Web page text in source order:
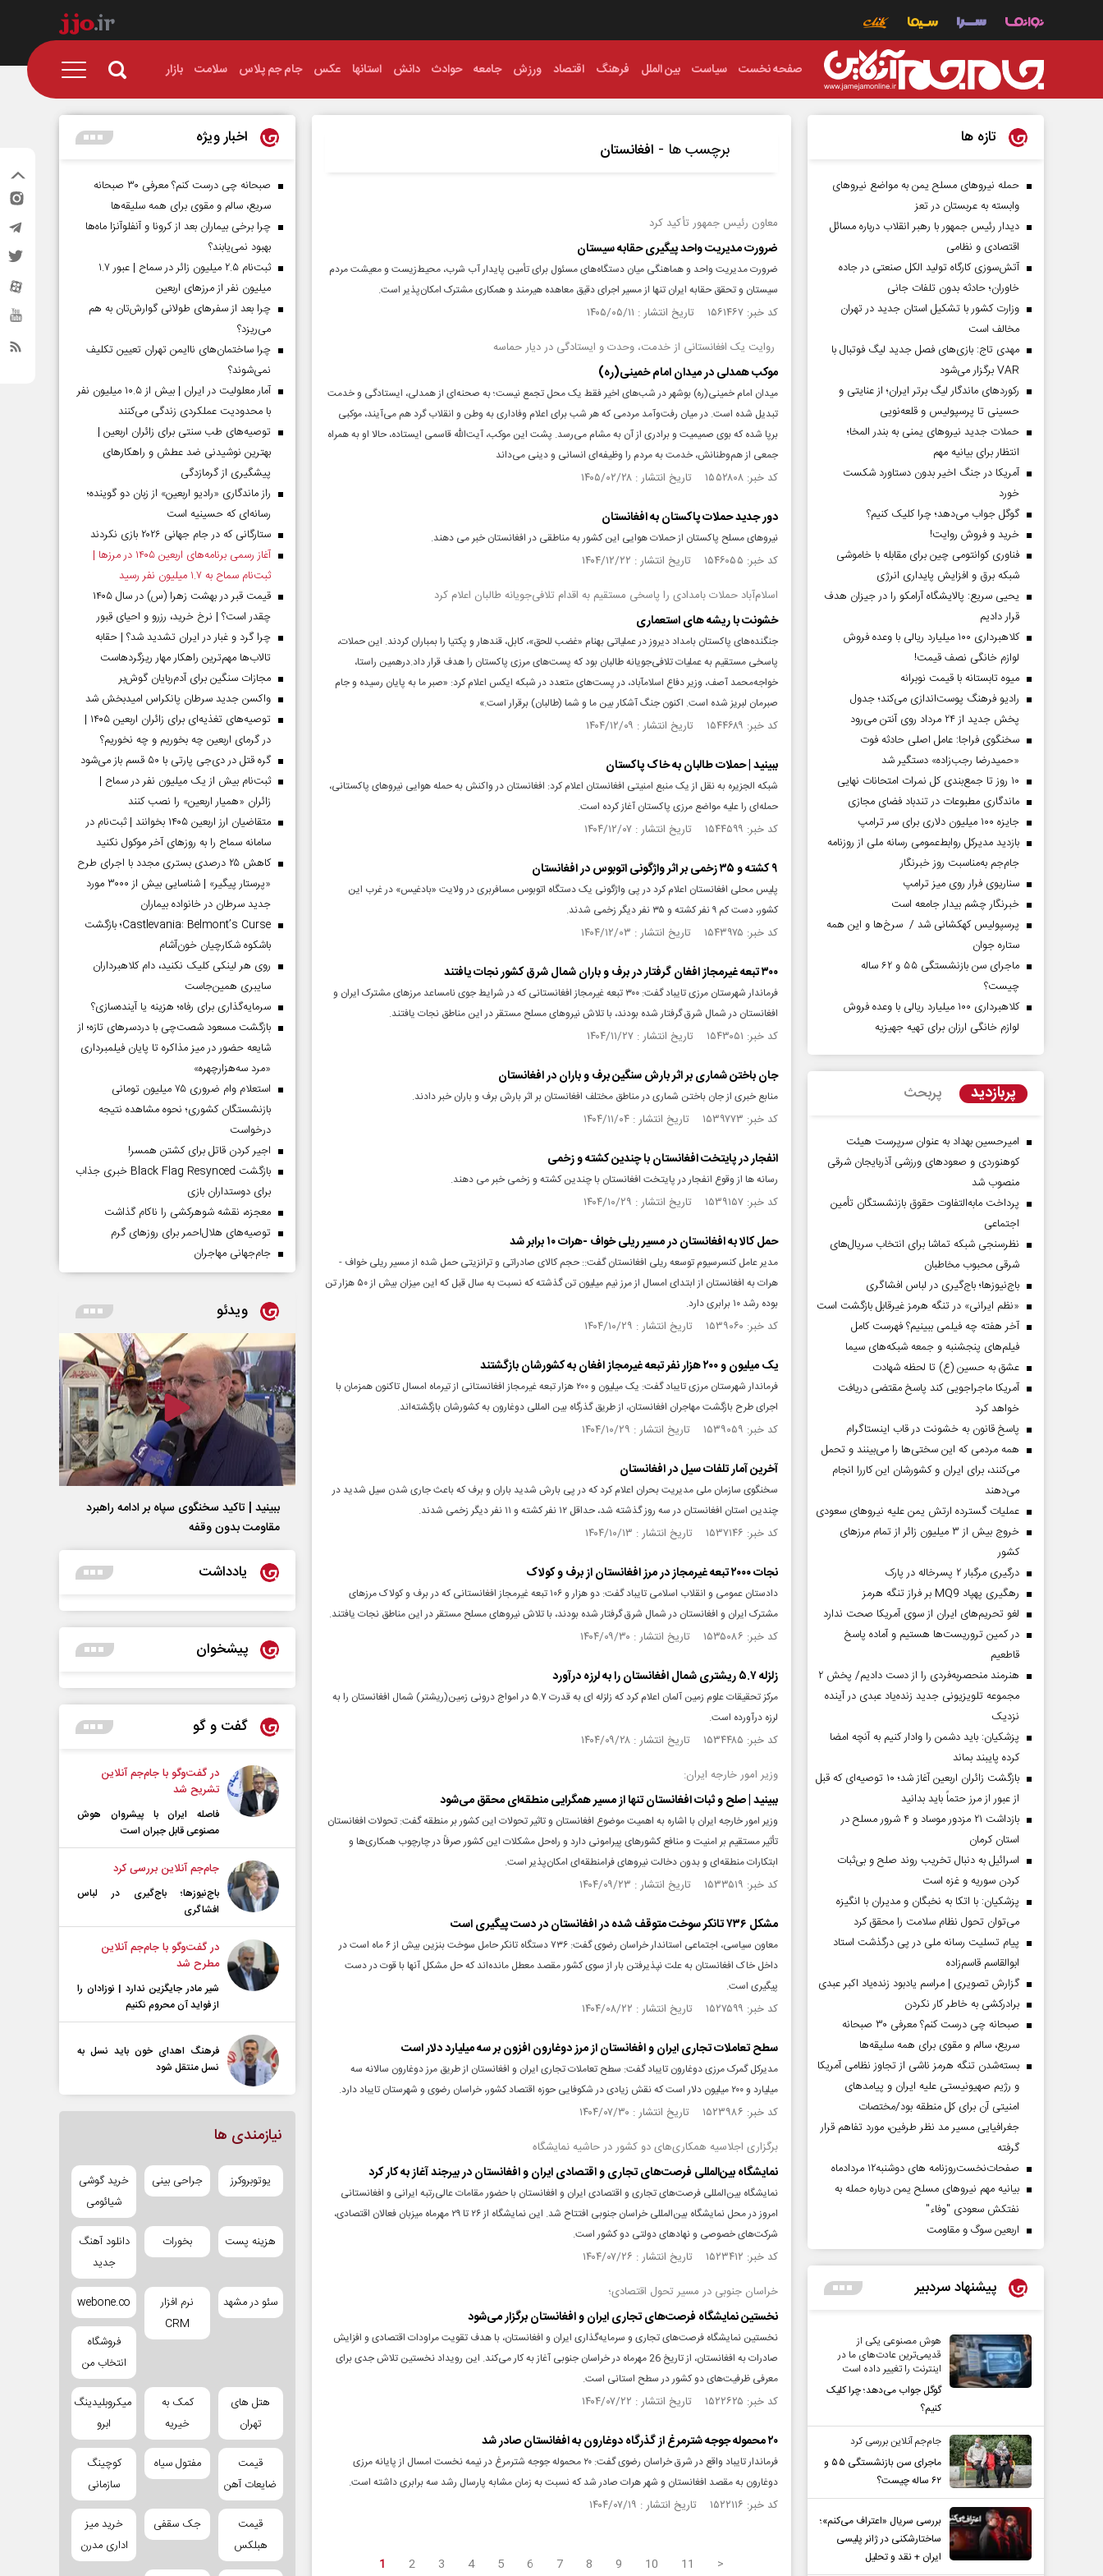
صفحه نخست سیاست بین الملل فرهنگ اقتصاد ورزش جامعه حوادث دانش استانها عکس جام جم پلاس سلامت بازار
برچسب ها - افغانستان
معاون رئیس جمهور تأکید کرد
ضرورت مدیریت واحد پیگیری حقابه سیستان
ضرورت مدیریت واحد و هماهنگی میان دستگاه‌های مسئول برای تأمین پایدار آب شرب، محیط‌زیست و معیشت مردم
سیستان و تحقق حقابه ایران تنها از مسیر اجرای دقیق معاهده هیرمند و همکاری مشترک امکان‌پذیر است.
کد خبر: ۱۵۶۱۴۶۷ تاریخ انتشار : ۱۴۰۵/۰۵/۱۱
روایت یک افغانستانی از خدمت، وحدت و ایستادگی در دیار حماسه
موکب همدلی در میدان امام خمینی(ره)
میدان امام خمینی(ره) بوشهر در شب‌های اخیر فقط یک محل تجمع نیست؛ به صحنه‌ای از همدلی، ایستادگی و خدمت
تبدیل شده است. در میان رفت‌وآمد مردمی که هر شب برای اعلام وفاداری به وطن و انقلاب گرد هم می‌آیند، موکبی
برپا شده که بوی صمیمیت و برادری از آن به مشام می‌رسد. پشت این موکب، آیت‌الله قاسمی ایستاده، حالا او به همراه
جمعی از هم‌وطنانش، خدمت به مردم را وظیفه‌ای انسانی و دینی می‌داند
کد خبر: ۱۵۵۲۸۰۸ تاریخ انتشار : ۱۴۰۵/۰۲/۲۸
دور جدید حملات پاکستان به افغانستان
نیروهای مسلح پاکستان از حملات هوایی این کشور به مناطقی در افغانستان خبر می دهند.
کد خبر: ۱۵۴۶۰۵۵ تاریخ انتشار : ۱۴۰۴/۱۲/۲۲
اسلام‌آباد حملات بامدادی را پاسخی مستقیم به اقدام تلافی‌جویانه طالبان اعلام کرد
خشونت با ریشه های استعماری
جنگنده‌های پاکستان بامداد دیروز در عملیاتی به‎نام «غضب للحق»، کابل، قندهار و پکتیا را بمباران کردند. این حملات،
پاسخی مستقیم به عملیات تلافی‌جویانه طالبان بود که پست‌های مرزی پاکستان را هدف قرار داد.درهمین راستا،
خواجه‌محمد آصف، وزیر دفاع اسلام‎آباد، در پست‌های متعدد در شبکه ایکس اعلام کرد: «صبر ما به پایان رسیده و جام
صبرمان لبریز شده است. اکنون جنگ آشکار بین ما و شما (طالبان) برقرار است.»
کد خبر: ۱۵۴۴۶۸۹ تاریخ انتشار : ۱۴۰۴/۱۲/۰۹
ببینید | حملات طالبان به خاک پاکستان
شبکه الجزیره به نقل از یک منبع امنیتی افغانستان اعلام کرد: افغانستان در واکنش به حمله هوایی نیروهای پاکستانی،
حمله‌ای را علیه مواضع مرزی پاکستان آغاز کرده‌ است.
کد خبر: ۱۵۴۴۵۹۹ تاریخ انتشار : ۱۴۰۴/۱۲/۰۷
۹ کشته و ۳۵ زخمی بر اثر واژگونی اتوبوس در افغانستان
پلیس محلی افغانستان اعلام کرد در پی واژگونی یک دستگاه اتوبوس مسافربری در ولایت «بادغیس» در غرب این
کشور، دست کم ۹ نفر کشته و ۳۵ نفر دیگر زخمی شدند.
کد خبر: ۱۵۴۳۹۷۵ تاریخ انتشار : ۱۴۰۴/۱۲/۰۳
۳۰۰ تبعه غیرمجاز افغان گرفتار در برف و باران شمال شرق کشور نجات یافتند
فرماندار شهرستان مرزی تایباد گفت: ۳۰۰ تبعه غیرمجاز افغانستانی که در شرایط جوی نامساعد مرز‌های مشترک ایران و
افغانستان در شمال شرق گرفتار شده بودند، با تلاش نیرو‌های مسلح مستقر در این مناطق نجات یافتند.
کد خبر: ۱۵۴۳۰۵۱ تاریخ انتشار : ۱۴۰۴/۱۱/۲۷
جان باختن شماری بر اثر بارش سنگین برف و باران در افغانستان
منابع خبری از جان باختن شماری در مناطق مختلف افغانستان بر اثر بارش برف و باران خبر دادند.
کد خبر: ۱۵۳۹۷۷۳ تاریخ انتشار : ۱۴۰۴/۱۱/۰۴
انفجار در پایتخت افغانستان با چندین کشته و زخمی
رسانه ها از وقوع انفجار در پایتخت افغانستان با چندین کشته و زخمی خبر می دهند.
کد خبر: ۱۵۳۹۱۵۷ تاریخ انتشار : ۱۴۰۴/۱۰/۲۹
حمل کالا به افغانستان در مسیر ریلی خواف -هرات ۱۰ برابر شد
مدیر عامل کنسرسیوم توسعه ریلی افغانستان گفت:: حجم کالای صادراتی و ترانزیتی حمل شده از مسیر ریلی خواف -
هرات به افغانستان از ابتدای امسال از مرز نیم میلیون تن گذشته که نسبت به سال قبل که این میزان بیش از ۵۰ هزار تن
بوده رشد ۱۰ برابری دارد.
کد خبر: ۱۵۳۹۰۶۰ تاریخ انتشار : ۱۴۰۴/۱۰/۲۹
یک میلیون و ۲۰۰ هزار نفر تبعه غیرمجاز افغان به کشورشان بازگشتند
فرماندار شهرستان مرزی تایباد گفت: یک میلیون و ۲۰۰ هزار تبعه غیرمجاز افغانستانی از تیرماه امسال تاکنون همزمان با
اجرای طرح بازگشت مهاجران افغانستان، از طریق گذرگاه بین المللی دوغارون به کشورشان بازگشته‌اند.
کد خبر: ۱۵۳۹۰۵۹ تاریخ انتشار : ۱۴۰۴/۱۰/۲۹
آخرین آمار تلفات سیل در افغانستان
سخنگوی سازمان ملی مدیریت بحران اعلام کرد که در پی بارش شدید باران و برف که باعث جاری شدن سیل شدید در
چندین استان افغانستان در سه روز گذشته شد، حداقل ۱۲ نفر کشته و ۱۱ نفر دیگر زخمی شدند.
کد خبر: ۱۵۳۷۱۴۶ تاریخ انتشار : ۱۴۰۴/۱۰/۱۳
نجات ۲۰۰۰ تبعه غیرمجاز در مرز افغانستان از برف و کولاک
دادستان عمومی و انقلاب اسلامی تایباد گفت: دو هزار و ۱۰۶ تبعه غیرمجاز افغانستانی که در برف و کولاک مرز‌های
مشترک ایران و افغانستان در شمال شرق گرفتار شده بودند، با تلاش نیرو‌های مسلح مستقر در این مناطق نجات یافتند.
کد خبر: ۱۵۳۵۰۸۶ تاریخ انتشار : ۱۴۰۴/۰۹/۳۰
زلزله ۵.۷ ریشتری شمال افغانستان را به لرزه درآورد
مرکز تحقیقات علوم زمین آلمان اعلام کرد که زلزله ای به قدرت ۵.۷ در امواج درونی زمین(ریشتر) شمال افغانستان را به
لرزه درآورده است.
کد خبر: ۱۵۳۴۴۸۵ تاریخ انتشار : ۱۴۰۴/۰۹/۲۸
وزیر امور خارجه ایران:
ببینید | صلح و ثبات افغانستان تنها از مسیر همگرایی منطقه‌ای محقق می‌شود
وزیر امور خارجه ایران با اشاره به اهمیت موضوع افغانستان و تاثیر تحولات این کشور بر منطقه گفت: تحولات افغانستان
تأثیر مستقیم بر امنیت و منافع کشور‌های پیرامونی دارد و راه‌حل مشکلات این کشور صرفاً در چارچوب همکاری‌ها و
ابتکارات منطقه‌ای و بدون دخالت نیرو‌های فرامنطقه‌ای امکان‌پذیر است.
کد خبر: ۱۵۳۳۵۱۹ تاریخ انتشار : ۱۴۰۴/۰۹/۲۳
مشکل ۷۳۶ تانکر سوخت متوقف شده در افغانستان در دست پیگیری است
معاون سیاسی، اجتماعی استاندار خراسان رضوی گفت: ۷۳۶ دستگاه تانکر حامل سوخت بنزین بیش از ۶ ماه است در
داخل خاک افغانستان به علت نپذیرفتن بار از سوی کشور مقصد معطل مانده‌اند که حل مشکل آنها با قوت در دست
پیگیری است.
کد خبر: ۱۵۲۷۵۹۹ تاریخ انتشار : ۱۴۰۴/۰۸/۲۲
سطح تعاملات تجاری ایران و افغانستان از مرز دوغارون افزون بر سه میلیارد دلار است
مدیرکل گمرک مرزی دوغارون تایباد گفت: سطح تعاملات تجاری ایران و افغانستان از طریق مرز دوغارون سالانه سه
میلیارد و ۲۰۰ میلیون دلار است که نقش زیادی در شکوفایی حوزه اقتصاد کشور، خراسان رضوی و شهرستان تایباد دارد.
کد خبر: ۱۵۲۳۹۸۶ تاریخ انتشار : ۱۴۰۴/۰۷/۳۰
برگزاری اجلاسیه همکاری‌های دو کشور در حاشیه نمایشگاه
نمایشگاه بین‌المللی فرصت‌های تجاری و اقتصادی ایران و افغانستان در بیرجند آغاز به کار کرد
نمایشگاه بین‌المللی فرصت‌های تجاری و اقتصادی ایران و افغانستان با حضور مقامات عالی‌رتبه ایرانی و افغانستانی
امروز در محل نمایشگاه بین‌المللی خراسان جنوبی افتتاح شد. این نمایشگاه از ۲۶ تا ۲۹ مهرماه میزبان فعالان اقتصادی،
شرکت‌های خصوصی و نهادهای دولتی دو کشور است.
کد خبر: ۱۵۲۳۴۱۲ تاریخ انتشار : ۱۴۰۴/۰۷/۲۶
خراسان جنوبی در مسیر تحول اقتصادی؛
نخستین نمایشگاه فرصت‌های تجاری ایران و افغانستان برگزار می‌شود
نخستین نمایشگاه فرصت‌های تجاری و سرمایه‌گذاری ایران و افغانستان، با هدف تقویت مراودات اقتصادی و افزایش
صادرات به افغانستان، از تاریخ 26 مهرماه در خراسان جنوبی آغاز به کار می‌کند. این رویداد نخستین تلاش جدی برای
معرفی ظرفیت‌های دو کشور در سطح استانی است.
کد خبر: ۱۵۲۲۶۲۵ تاریخ انتشار : ۱۴۰۴/۰۷/۲۲
۲۰ محموله جوجه شترمرغ از گذرگاه دوغارون به افغانستان صادر شد
فرماندار تایباد واقع در شرق خراسان رضوی گفت: ۲۰ محموله جوجه شترمرغ در نیمه نخست امسال از پایانه مرزی
دوغارون به مقصد افغانستان و شهر هرات صادر شد که نسبت به زمان مشابه پارسال رشد سه برابری داشته است.
کد خبر: ۱۵۲۲۱۱۶ تاریخ انتشار : ۱۴۰۴/۰۷/۱۹
1 2 3 4 5 6 7 8 9 10 11 >
تازه ها
حمله نیروهای مسلح یمن به مواضع نیروهای
وابسته به عربستان در تعز
دیدار رئیس‌ جمهور با رهبر انقلاب درباره مسائل
اقتصادی و نظامی
آتش‌سوزی کارگاه تولید الکل صنعتی در جاده
خاوران؛ حادثه بدون تلفات جانی
وزارت کشور با تشکیل استان جدید در تهران
مخالف است
مهدی تاج: بازی‌های فصل جدید لیگ فوتبال با
VAR برگزار می‌شود
رکورد‌های ماندگار لیگ برتر ایران؛ از عنایتی و
حسینی تا پرسپولیس و قلعه‌نویی
حملات جدید نیروهای یمنی به بندر المخا؛
انتظار برای بیانیه مهم
آمریکا در جنگ اخیر بدون دستاورد شکست
خورد
گوگل جواب می‌دهد؛ چرا کلیک کنیم؟
خرید و فروش روایت!
فناوری کوانتومی چین برای مقابله با خاموشی
شبکه برق و افزایش پایداری انرژی
یحیی سریع: پالایشگاه آرامکو را در جیزان هدف
قرار دادیم
کلاهبرداری ۱۰۰ میلیارد ریالی با وعده فروش
لوازم خانگی نصف قیمت!
میوه تابستانه با قیمت نوبرانه
رادیو فرهنگ پوست‌اندازی می‌کند؛ جدول
پخش جدید از ۲۴ مرداد روی آنتن می‌رود
سخنگوی فراجا: عامل اصلی حادثه فوت
«حمیدرضا رجب‌زاده» دستگیر شد
۱۰ روز تا جمع‌بندی کل نمرات امتحانات نهایی
ماندگاری مطبوعات در تندباد فضای مجازی
جایزه ۱۰۰ میلیون دلاری برای سر ترامپ
بازدید مدیرکل روابط‌عمومی رسانه ملی از روزنامه
جام‌جم به‌مناسبت روز خبرنگار
سناریوی فرار روی میز ترامپ
خبرنگار چشم بیدار جامعه است
پرسپولیس کهکشانی شد / سرخ‌ها و این همه
ستاره جوان
ماجرای سن بازنشستگی ۵۵ و ۶۲ ساله
چیست؟
کلاهبرداری ۱۰۰ میلیارد ریالی با وعده فروش
لوازم خانگی ارزان برای تهیه جهیزیه
پربازدید پربحث
امیرحسین بهداد به عنوان سرپرست هیئت
کوهنوردی و صعودهای ورزشی آذربایجان شرقی
منصوب شد
پرداخت مابه‌التفاوت حقوق بازنشستگان تأمین
اجتماعی
نظرسنجی شبکه تماشا برای انتخاب سریال‌های
شرقی محبوب مخاطبان
باج‌نیوزها؛ باج‌گیری در لباس افشاگری
«نظم ایرانی» در تنگه هرمز غیرقابل بازگشت است
آخر هفته چه فیلمی ببینیم؟ فهرست کامل
فیلم‌های پنجشنبه و جمعه شبکه‌های سیما
عشق به حسین (ع) تا لحظه شهادت
آمریکا ماجراجویی کند پاسخ مقتضی دریافت
خواهد کرد
پاسخ قانون به خشونت در قاب اینستاگرام
همه مردمی که این سختی‌ها را می‌بینند و تحمل
می‌کنند، برای ایران و کشورشان این کاررا انجام
می‌دهند
عملیات گسترده ارتش یمن علیه نیروهای سعودی
خروج بیش از ۳ میلیون زائر از تمام مرز‌های
کشور
درگیری مرگبار ۲ پسرخاله در پارک
رهگیری پهپاد MQ9 بر فراز تنگه هرمز
لغو تحریم‌های ایران از سوی آمریکا صحت ندارد
در کمین تروریست‌ها هستیم و آماده پاسخ
قاطعیم
هنرمند منحصر‌به‌فردی را از دست دادیم/ پخش ۲
مجموعه تلویزیونی جدید زنده‌یاد عبدی در آینده
نزدیک
پزشکیان: باید دشمن را وادار کنیم به آنچه امضا
کرده پایبند بماند
بازگشت زائران اربعین آغاز شد؛ ۱۰ توصیه‌ای که قبل
از عبور از مرز حتماً باید بدانید
بازداشت ۲۱ مزدور موساد و ۴ شرور مسلح در
استان کرمان
اسرائیل به دنبال تخریب روند صلح و بی‌ثبات
کردن سوریه و غزه است
پزشکیان: با اتکا به نخبگان و مدیران با انگیزه
می‌توان تحول نظام سلامت را محقق کرد
پیام تسلیت رسانه ملی در پی درگذشت استاد
ابوالقاسم قاسم‌زاده
گزارش تصویری | مراسم یادبود زنده‌یاد اکبر عبدی
برادرکشی به خاطر کار نکردن
صبحانه چی درست کنم؟ معرفی ۳۰ صبحانه
سریع، سالم و مقوی برای همه سلیقه‌ها
بسته‌شدن تنگه هرمز ناشی از تجاوز نظامی آمریکا
و رژیم صهیونیستی علیه ایران و پیامد‌های
امنیتی آن برای کل منطقه بود/مختصات
جغرافیایی مسیر مد نظر طرفین، مورد تفاهم قرار
گرفته
صفحات‌نخست‌روزنامه ها‌ی دوشنبه‌۱۲ مردادماه
بیانیه مهم نیروهای مسلح یمن درباره حمله به
نفتکش سعودی "وفاء"
اربعین سوگ و مقاومت
پیشنهاد سردبیر
هوش مصنوعی یکی از
قدیمی‌ترین عادت‌های ما در
اینترنت را تغییر داده است
گوگل جواب می‌دهد؛ چرا کلیک
کنیم؟
جام‌جم آنلاین بررسی کرد
ماجرای سن بازنشستگی ۵۵ و
۶۲ ساله چیست؟
بررسی سریال «اعتراف می‌کنم»؛
ساختارشکنی در ژانر پلیسی
ایران + نقد و تحلیل
اخبار ویژه
صبحانه چی درست کنم؟ معرفی ۳۰ صبحانه
سریع، سالم و مقوی برای همه سلیقه‌ها
چرا برخی بیماران بعد از کرونا و آنفلوآنزا ماه‌ها
بهبود نمی‌یابند؟
ثبت‌نام ۲.۵ میلیون زائر در سماح | عبور ۱.۷
میلیون نفر از مرز‌های اربعین
چرا بعد از سفرهای طولانی گوارش‌تان به هم
می‌ریزد؟
چرا ساختمان‌های ناایمن تهران تعیین تکلیف
نمی‌شوند؟
آمار معلولیت در ایران | بیش از ۱۰.۵ میلیون نفر
با محدودیت عملکردی زندگی می‌کنند
توصیه‌های طب سنتی برای زائران اربعین |
بهترین نوشیدنی ضد عطش و راهکارهای
پیشگیری از گرمازدگی
راز ماندگاری «رادیو اربعین» از زبان دو گوینده؛
رسانه‌ای که حسینیه است
ستارگانی که در جام جهانی ۲۰۲۶ بازی نکردند
آغاز رسمی برنامه‌های اربعین ۱۴۰۵ در مرز‌ها |
ثبت‌نام سماح به ۱.۷ میلیون نفر رسید
قیمت قبر در بهشت زهرا (س) در سال ۱۴۰۵
چقدر است؟ | نرخ خرید، رزرو و احیای قبور
چرا گرد و غبار در ایران تشدید شد؟ | حقابه
تالاب‌ها مهم‌ترین راهکار مهار ریزگردهاست
مجازات سنگین برای آدم‌ربایان گوش‌بر
واکسن جدید سرطان پانکراس امیدبخش شد
توصیه‌های تغذیه‌ای برای زائران اربعین ۱۴۰۵ |
در گرمای اربعین چه بخوریم و چه نخوریم؟
گره قتل در دی‌جی پارتی با ۵۰ قسم باز می‌شود
ثبت‌نام بیش از یک میلیون نفر در سماح |
زائران «همیار اربعین» را نصب کنند
متقاضیان ارز اربعین ۱۴۰۵ بخوانند | ثبت‌نام در
سامانه سماح را به روز‌های آخر موکول نکنید
کاهش ۲۵ درصدی بستری مجدد با اجرای طرح
«پرستار پیگیر» | شناسایی بیش از ۳۰۰۰ مورد
جدید سرطان در خانواده بیماران
Castlevania: Belmont’s Curse؛ بازگشت
باشکوه شکارچیان خون‌آشام
روی هر لینکی کلیک نکنید، دام کلاهبرداران
سایبری همین‌جاست
سرمایه‌گذاری برای رفاه؛ هزینه یا آینده‌سازی؟
بازگشت مسعود شصت‌چی با دردسر‌های تازه؛ از
شایعه حضور در میز مذاکره تا پایان فیلمبرداری
«مرد سه‌هزارچهره»
استعلام وام ضروری ۷۵ میلیون تومانی
بازنشستگان کشوری؛ نحوه مشاهده نتیجه
درخواست
اجیر کردن قاتل برای کشتن همسر!
بازگشت Black Flag Resynced خبری جذاب
برای دوستداران بازی
معجزه، نقشه شوهرکشی را ناکام گذاشت
توصیه‌های هلال‌احمر برای روز‌های گرم
جام‌جهانی مهاجران
ویدئو
ببینید | تاکید سخنگوی سپاه بر ادامه راهبرد
مقاومت بدون وقفه
یادداشت
پیشخوان
گفت و گو
در گفت‌و‌گو با جام‌جم آنلاین
تشریح شد
فاصله ایران با پیشرو‌ان هوش
مصنوعی قابل جبران است
جام‌جم آنلاین بررسی کرد
باج‌نیوزها؛ باج‌گیری در لباس
افشاگری
در گفت‌و‌گو با جام‌جم آنلاین
مطرح شد
شیر مادر جایگزین ندارد | نوزادان را
از فواید آن محروم نکنیم
فرهنگ اهدای خون باید نسل به
نسل منتقل شود
نیازمندی ها
یوتوبروکرز جراحی بینی
خرید گوشی
شیائومی
هزینه پست بخورات
دانلود آهنگ
جدید
سئو در مشهد
نرم افزار
CRM
webone.co
فروشگاه
انتخاب من
هتل های
تهران
کمک به
خیریه
میکروبلیدینگ
ابرو
قیمت
ضایعات آهن
مفتول سیاه
کوچینگ
سازمانی
قیمت
هبلکس
جک سقفی
خرید میز
اداری مدرن